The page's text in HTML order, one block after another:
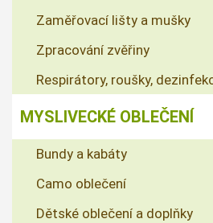
Zaměřovací lišty a mušky
Zpracování zvěřiny
Respirátory, roušky,
MYSLIVECKÉ OBLEČENÍ
Bundy a kabáty
Camo oblečení
Dětské oblečení a doplňky